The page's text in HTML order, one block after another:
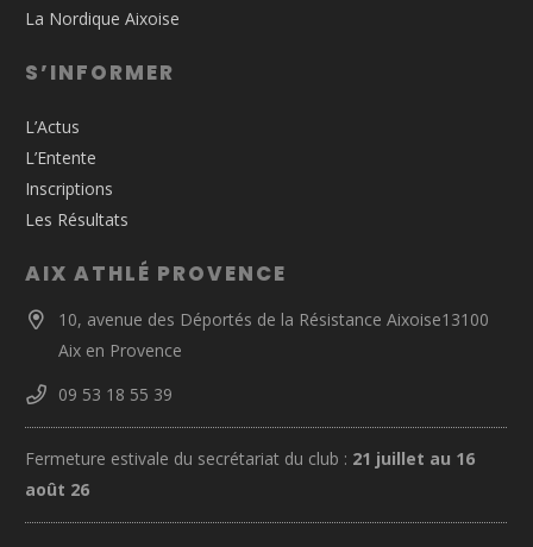
La Nordique Aixoise
S’INFORMER
L’Actus
L’Entente
Inscriptions
Les Résultats
AIX ATHLÉ PROVENCE
10, avenue des Déportés de la Résistance Aixoise13100
Aix en Provence
09 53 18 55 39
Fermeture estivale du secrétariat du club : 21 juillet au 16
août 26